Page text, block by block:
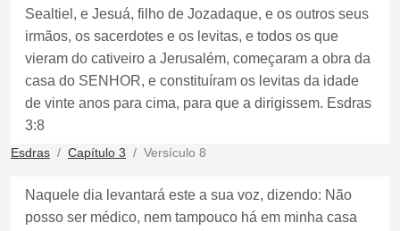
Sealtiel, e Jesuá, filho de Jozadaque, e os outros seus
irmãos, os sacerdotes e os levitas, e todos os que
vieram do cativeiro a Jerusalém, começaram a obra da
casa do SENHOR, e constituíram os levitas da idade
de vinte anos para cima, para que a dirigissem. Esdras
3:8
Esdras Capítulo 3 Versículo 8
Naquele dia levantará este a sua voz, dizendo: Não
posso ser médico, nem tampouco há em minha casa